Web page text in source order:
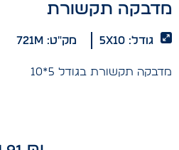
מדבקה תקשורת
גודל: 5x10 מק"ט: 721m
מדבקה תקשורת בגודל 5*10